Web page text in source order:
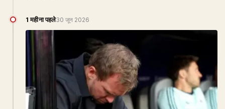
1 महीना पहले30 जून 2026